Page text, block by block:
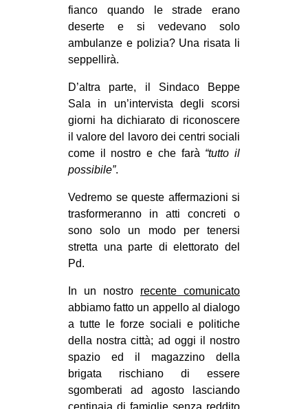
ESTREMO ORIENTE
EUROPA
MONDO
EVENTI
in
tw
bsky
SEARCH
fianco quando le strade erano
deserte e si vedevano solo
ambulanze e polizia? Una risata li
seppellirà.
D’altra parte, il Sindaco Beppe
Sala in un’intervista degli scorsi
giorni ha dichiarato di riconoscere
il valore del lavoro dei centri sociali
come il nostro e che farà “tutto il
possibile”.
Vedremo se queste affermazioni si
trasformeranno in atti concreti o
sono solo un modo per tenersi
stretta una parte di elettorato del
Pd.
In un nostro recente comunicato
abbiamo fatto un appello al dialogo
a tutte le forze sociali e politiche
della nostra città; ad oggi il nostro
spazio ed il magazzino della
brigata rischiano di essere
sgomberati ad agosto lasciando